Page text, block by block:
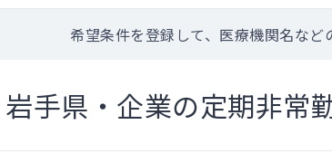
希望条件を登録して、医療機関名な
岩手県・企業の定期非常